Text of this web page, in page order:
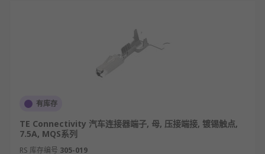
、
等多款不同规格、型号的产品
供您挑选，从而满足不同的应用场景需求。
品，现货订购24小时内发货，线上下单免运费。
有库存
TE Connectivity 汽车连接器端子, 母, 压接端接, 镀锡触点,
7.5A, MQS系列
RS 库存编号 305-019